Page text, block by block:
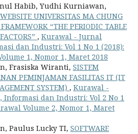
Habib, Yudhi Kurniawan,
UNIVERSITAS MA CHUNG
“THE PERIODIC TABLE
, Kurawal - Jurnal
dan Industri: Vol 1 No 1 (2018):
1, Nomor 1, Maret 2018
Frasiska Wiranti, SISTEM
PEMINJAMAN FASILITAS IT (IT
SYSTEM) , Kurawal -
Informasi dan Industri: Vol 2 No 1
Volume 2, Nomor 1, Maret
Paulus Lucky TI, SOFTWARE